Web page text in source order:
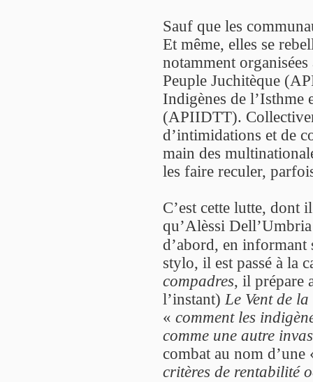
Sauf que les
Et même, elles se
notamment
Peuple Juchitèque
Indigènes de l’Isthme
(APIIDTT).
d’intimidations et de
main des
les faire reculer,
C’est cette lutte, dont
qu’Alèssi
d’abord, en informant
stylo, il est passé à la
compadres, il prépare
l’instant) Le Vent de
« comment les
comme une autre
combat au nom
critères de rentabilité